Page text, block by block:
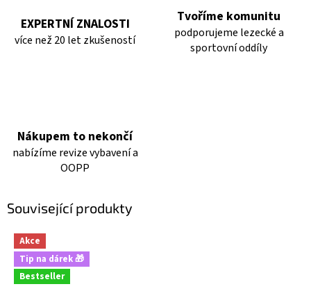
EXPERTNÍ ZNALOSTI
více než 20 let zkušeností
Tvoříme komunitu
podporujeme lezecké a
sportovní oddíly
Nákupem to nekončí
nabízíme revize vybavení a
OOPP
Související produkty
Akce
Tip na dárek 🎁
Bestseller